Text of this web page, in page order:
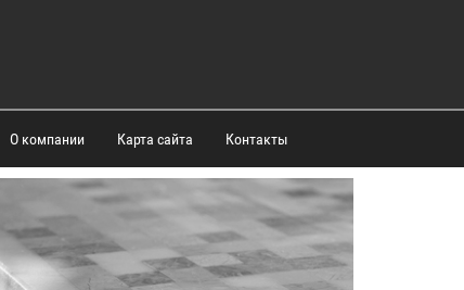
О компании Карта сайта Контакты